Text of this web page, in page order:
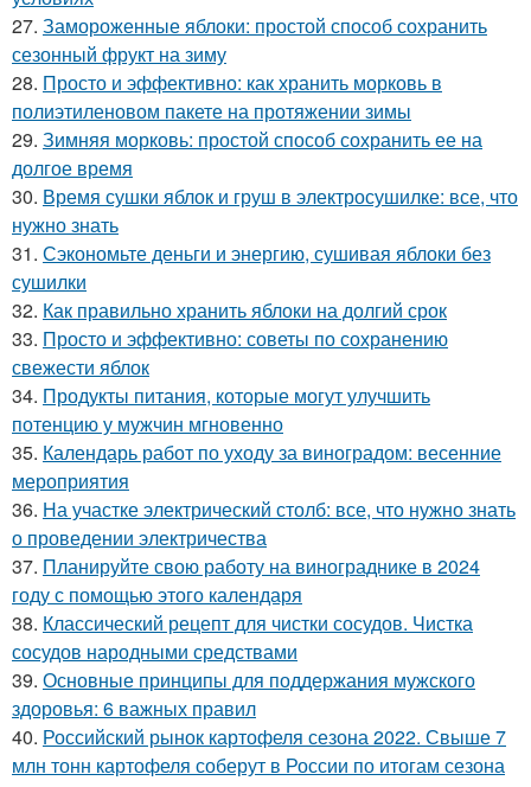
27. Замороженные яблоки: простой способ сохранить
сезонный фрукт на зиму
28. Просто и эффективно: как хранить морковь в
полиэтиленовом пакете на протяжении зимы
29. Зимняя морковь: простой способ сохранить ее на
долгое время
30. Время сушки яблок и груш в электросушилке: все, что
нужно знать
31. Сэкономьте деньги и энергию, сушивая яблоки без
сушилки
32. Как правильно хранить яблоки на долгий срок
33. Просто и эффективно: советы по сохранению
свежести яблок
34. Продукты питания, которые могут улучшить
потенцию у мужчин мгновенно
35. Календарь работ по уходу за виноградом: весенние
мероприятия
36. На участке электрический столб: все, что нужно знать
о проведении электричества
37. Планируйте свою работу на винограднике в 2024
году с помощью этого календаря
38. Классический рецепт для чистки сосудов. Чистка
сосудов народными средствами
39. Основные принципы для поддержания мужского
здоровья: 6 важных правил
40. Российский рынок картофеля сезона 2022. Свыше 7
млн тонн картофеля соберут в России по итогам сезона